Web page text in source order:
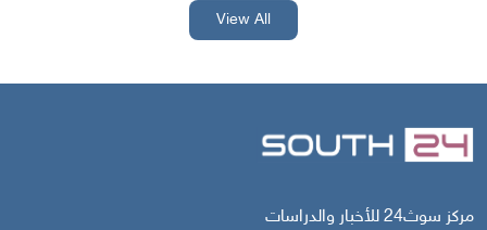
View All
مركز سوث24 للأخبار والدراسات